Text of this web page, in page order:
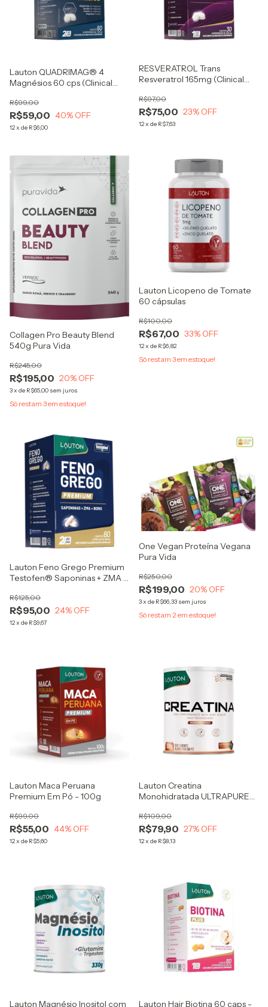
Lauton QUADRIMAG® 4
Magnésios 60 cps (Clinical
R$59,00
R$99,00
40% OFF
12x de R$6,00
RESVERATROL Trans
Resveratrol 165mg (Clinical
R$75,00
R$97,00
23% OFF
12x de R$7,63
Collagen Pro Beauty Blend
540g Pura Vida
R$195,00
R$245,00
20% OFF
3x de R$65,00 sem juros
Só restam 3em estoque!
Lauton Licopeno de Tomate
60 cápsulas
R$67,00
R$100,00
33% OFF
12x de R$6,82
Só restam 3em estoque!
Lauton Feno Grego Premium
Testofen® Saponinas + ZMA +
R$95,00
R$125,00
24% OFF
12x de R$9,67
One Vegan Proteína Vegana
Pura Vida
R$199,00
R$250,00
20% OFF
3x de R$66,33 sem juros
Só restam 2 em estoque!
Lauton Maca Peruana
Premium Em Pó - 100g
R$55,00
R$99,00
44% OFF
12x de R$5,60
Lauton Creatina
Monohidratada ULTRAPURE
R$79,90
R$109,00
27% OFF
12x de R$8,13
Lauton Magnésio Inositol com Lauton Hair Biotina 60 caps -